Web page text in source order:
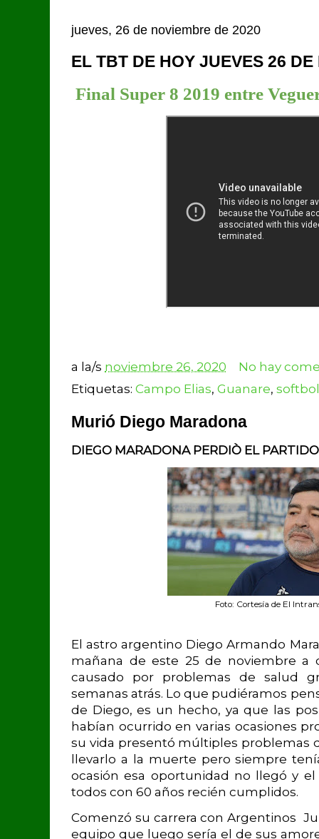
jueves, 26 de noviembre de 2020
EL TBT DE HOY JUEVES 26
Final Super 8 2019 entre
a la/s noviembre 26, 2020
No hay
Etiquetas: Campo Elias, Guanare, softbol
Murió Diego Maradona
DIEGO MARADONA PERDIÒ EL
Foto: Cortesía de El
El astro argentino Diego Armando
mañana de este 25 de noviembre a
causado por problemas de salud
semanas atrás. Lo que pudiéramos
de Diego, es un hecho, ya que las
habían ocurrido en varias ocasiones
su vida presentó múltiples problemas
llevarlo a la muerte pero siempre
ocasión esa oportunidad no llegó y el
todos con 60 años recién cumplidos.
Comenzó su carrera con Argentinos
equipo que luego sería el de sus